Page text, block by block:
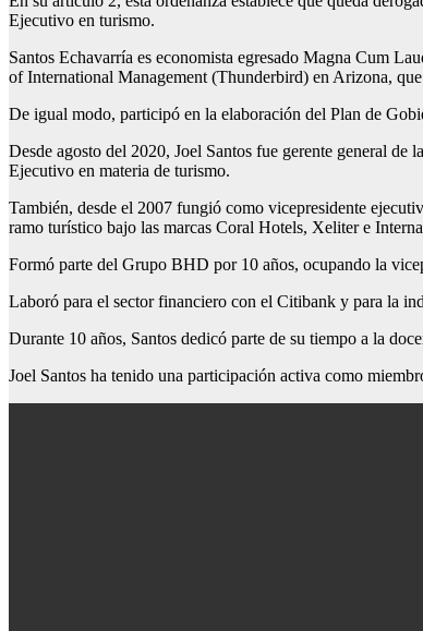
Ejecutivo en turismo.
Santos Echavarría es economista egresado Magna Cum
of International Management (Thunderbird) en Arizona,
De igual modo, participó en la elaboración del Plan de
Desde agosto del 2020, Joel Santos fue gerente general
Ejecutivo en materia de turismo.
También, desde el 2007 fungió como vicepresidente
ramo turístico bajo las marcas Coral Hotels, Xeliter e
Formó parte del Grupo BHD por 10 años, ocupando la
Laboró para el sector financiero con el Citibank y para la
Durante 10 años, Santos dedicó parte de su tiempo a la
Joel Santos ha tenido una participación activa como